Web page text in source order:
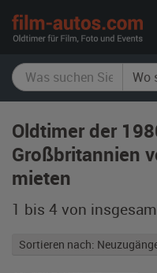
Oldtimer der
Großbritannien
mieten
1 bis 4 von
Sortieren nach: